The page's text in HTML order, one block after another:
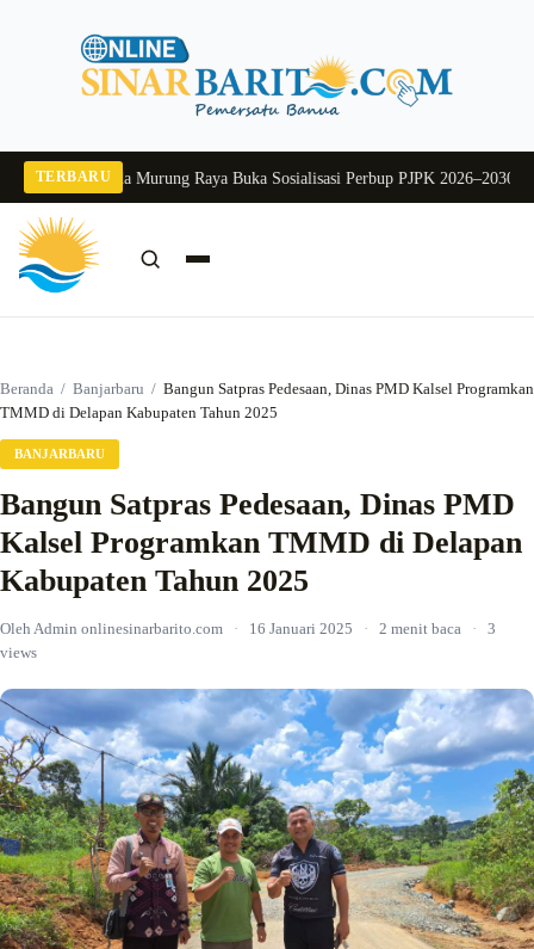
TERBARU
Pj Sekda Murung Raya Buka Sosialisasi Perbup PJPK 2026–2030Dukung
Beranda / Banjarbaru / Bangun Satpras Pedesaan, Dinas PMD Kalsel Programkan
TMMD di Delapan Kabupaten Tahun 2025
BANJARBARU
Bangun Satpras Pedesaan, Dinas PMD
Kalsel Programkan TMMD di Delapan
Kabupaten Tahun 2025
Oleh Admin onlinesinarbarito.com · 16 Januari 2025 · 2 menit baca ·
3
views